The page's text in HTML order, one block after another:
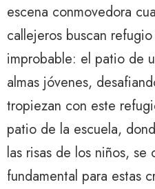
escena conmovedora
callejeros buscan
improbable: el patio de
almas jóvenes,
tropiezan con este
patio de la escuela,
las risas de los niños,
fundamental para estas